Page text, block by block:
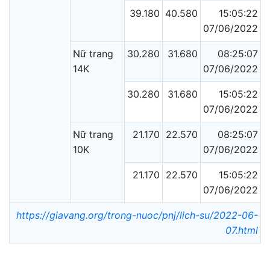
39.180 40.580
15:05:22
07/06/2022
Nữ trang
14K
30.280 31.680
08:25:07
07/06/2022
30.280 31.680
15:05:22
07/06/2022
Nữ trang
10K
21.170 22.570
08:25:07
07/06/2022
21.170 22.570
15:05:22
07/06/2022
https://giavang.org/trong-nuoc/pnj/lich-su/2022-06-
07.html